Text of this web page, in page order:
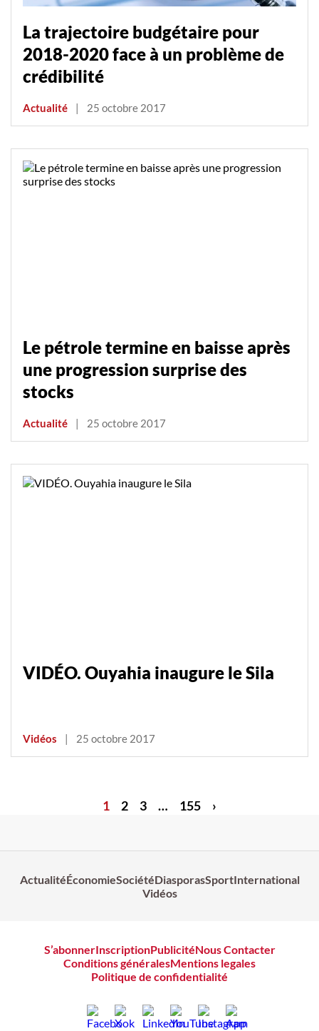
La trajectoire budgétaire pour
2018-2020 face à un problème de
crédibilité
Actualité | 25 octobre 2017
Le pétrole termine en baisse après
une progression surprise des
stocks
Actualité | 25 octobre 2017
VIDÉO. Ouyahia inaugure le Sila
Vidéos | 25 octobre 2017
1 2 3 … 155 ›
ActualitéÉconomieSociétéDiasporasSportInternational
Vidéos
S’abonnerInscriptionPublicitéNous Contacter
Conditions généralesMentions legales
Politique de confidentialité